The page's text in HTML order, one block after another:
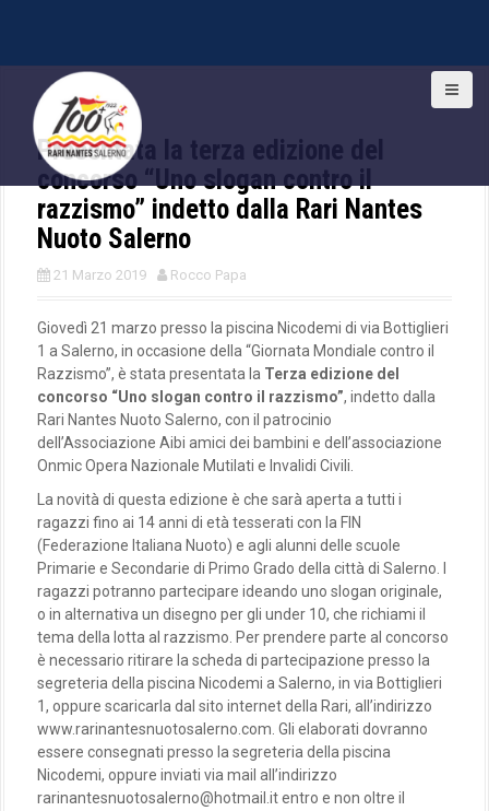
o
Presentata la terza edizione del
concorso “Uno slogan contro il
razzismo” indetto dalla Rari Nantes
Nuoto Salerno
21 Marzo 2019 Rocco Papa
Giovedì 21 marzo presso la piscina Nicodemi di via Bottiglieri
1 a Salerno, in occasione della “Giornata Mondiale contro il
Razzismo”, è stata presentata la Terza edizione del
concorso “Uno slogan contro il razzismo”, indetto dalla
Rari Nantes Nuoto Salerno, con il patrocinio
dell’Associazione Aibi amici dei bambini e dell’associazione
Onmic Opera Nazionale Mutilati e Invalidi Civili.
La novità di questa edizione è che sarà aperta a tutti i
ragazzi fino ai 14 anni di età tesserati con la FIN
(Federazione Italiana Nuoto) e agli alunni delle scuole
Primarie e Secondarie di Primo Grado della città di Salerno. I
ragazzi potranno partecipare ideando uno slogan originale,
o in alternativa un disegno per gli under 10, che richiami il
tema della lotta al razzismo. Per prendere parte al concorso
è necessario ritirare la scheda di partecipazione presso la
segreteria della piscina Nicodemi a Salerno, in via Bottiglieri
1, oppure scaricarla dal sito internet della Rari, all’indirizzo
www.rarinantesnuotosalerno.com. Gli elaborati dovranno
essere consegnati presso la segreteria della piscina
Nicodemi, oppure inviati via mail all’indirizzo
rarinantesnuotosalerno@hotmail.it entro e non oltre il